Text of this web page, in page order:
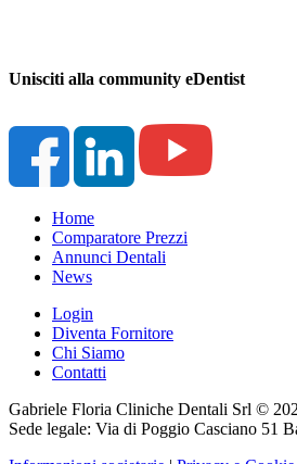
Unisciti alla community eDentist
Home
Comparatore Prezzi
Annunci Dentali
News
Login
Diventa Fornitore
Chi Siamo
Contatti
Gabriele Floria Cliniche Dentali Srl ©
Sede legale: Via di Poggio Casciano 51